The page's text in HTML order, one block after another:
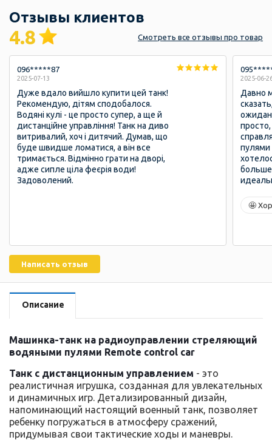
Отзывы клиентов
4.8 Смотреть все отзывы про товар
096*****87
2025-07-13
Дуже вдало вийшло купити цей танк!
Рекомендую, дітям сподобалося.
Водяні кулі - це просто супер, а ще й
дистанційне управління! Танк на диво
витривалий, хоч і дитячий. Думав, що
буде швидше ломатися, а він все
тримається. Відмінно грати на дворі,
адже сипле ціла феєрія води!
Задоволений.
2025-06-
Давно
пулями
🤩
Написать отзыв
Описание
Машинка-танк на радиоуправлении стреляющий
водяными пулями Remote control car
Танк с дистанционным управлением - это
реалистичная игрушка, созданная для увлекательных
и динамичных игр. Детализированный дизайн,
напоминающий настоящий военный танк, позволяет
ребенку погружаться в атмосферу сражений,
придумывая свои тактические ходы и маневры.